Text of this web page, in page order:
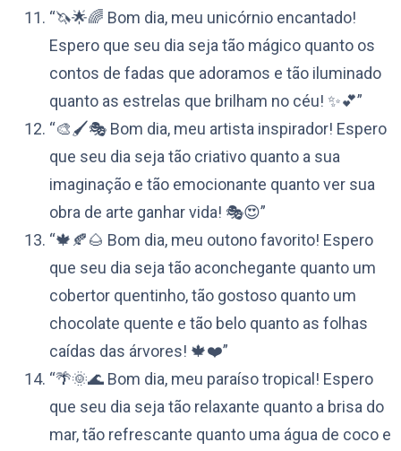
“🦄🌟🌈 Bom dia, meu unicórnio encantado!
Espero que seu dia seja tão mágico quanto os
contos de fadas que adoramos e tão iluminado
quanto as estrelas que brilham no céu! ✨💕”
“🎨🖌️🎭 Bom dia, meu artista inspirador! Espero
que seu dia seja tão criativo quanto a sua
imaginação e tão emocionante quanto ver sua
obra de arte ganhar vida! 🎭😍”
“🍁🍂🌰 Bom dia, meu outono favorito! Espero
que seu dia seja tão aconchegante quanto um
cobertor quentinho, tão gostoso quanto um
chocolate quente e tão belo quanto as folhas
caídas das árvores! 🍁❤️”
“🌴🌞🌊 Bom dia, meu paraíso tropical! Espero
que seu dia seja tão relaxante quanto a brisa do
mar, tão refrescante quanto uma água de coco e